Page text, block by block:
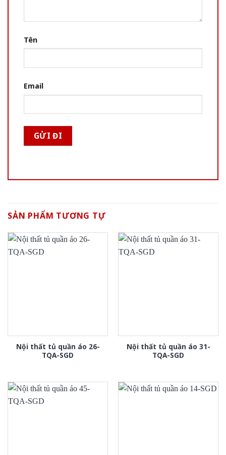
Tên
Email
SẢN PHẨM TƯƠNG TỰ
Nội thất tủ quần áo 26-
TQA-SGD
Nội thất tủ quần áo 31-
TQA-SGD